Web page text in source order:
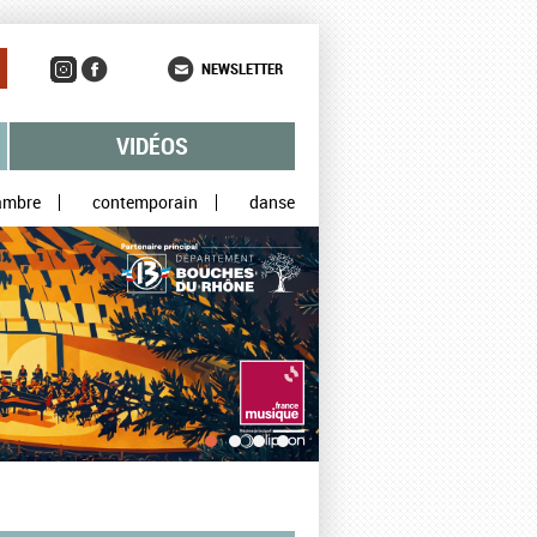
NEWSLETTER
VIDÉOS
contemporain danse